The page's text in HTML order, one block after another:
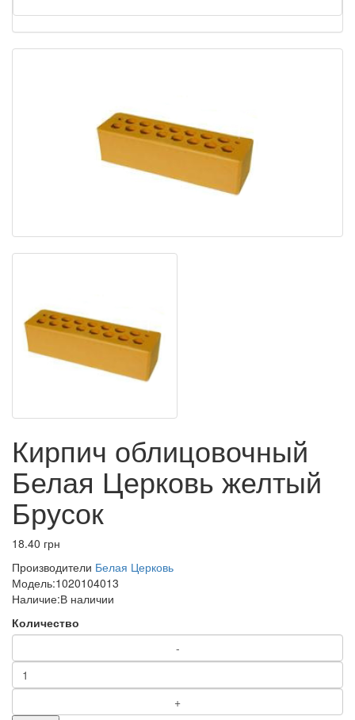
Кирпич облицовочный
Белая Церковь желтый
Брусок
18.40 грн
Производители Белая Церковь
Модель:1020104013
Наличие:В наличии
Количество